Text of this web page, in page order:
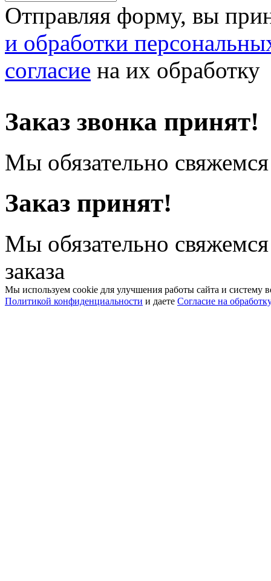
Отправляя форму, вы
и обработки
согласие на их обработку
Заказ звонка принят!
Мы обязательно
Заказ принят!
Мы обязательно
заказа
Мы используем cookie для улучшения работы сайта и систему
Политикой конфиденциальности и даете Согласие на